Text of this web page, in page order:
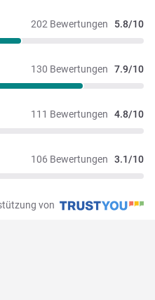
202 Bewertungen 5.8/10
130 Bewertungen 7.9/10
111 Bewertungen 4.8/10
106 Bewertungen 3.1/10
von